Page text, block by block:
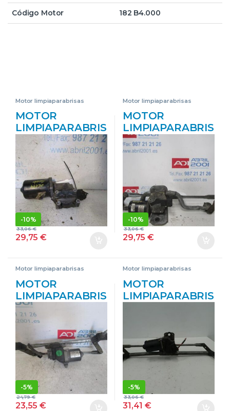
Código Motor 182 B4.000
Motor limpiaparabrisas
delantero
MOTOR
LIMPIAPARABRIS
AS DEL. FIAT
SCUDO FURGÓN
2.0 D MULTIJET
RHK BLANCO Y
VERDE
-10%
29,75€
33,06€
Motor limpiaparabrisas
delantero
MOTOR
LIMPIAPARABRIS
AS DEL. FIAT
SCUDO FURGÓN
2.0 D MULTIJET
RHK BLANCO
-10%
29,75€
33,06€
Motor limpiaparabrisas
MOTOR
LIMPIAPARABRIS
AS DEL. FIAT II
BRAVO (198)
(2007->) 1.6 D
MULTIJET 198
A2.000 198A2000
GRANATE
DELANTERAS
DELANTEROS
-5%
23,55€
24,79€
Motor limpiaparabrisas
MOTOR
LIMPIAPARABRIS
>) 1.9 JTD
(192_XF1A) 192
A3.000 192A3000
TGE511 GRIS
DELANTERAS
DELANTEROS
-5%
31,41€
33,06€